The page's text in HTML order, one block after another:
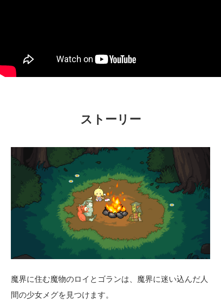
ストーリー
魔界に住む魔物のロイとゴランは、魔界に迷い込んだ人
間の少女メグを見つけます。